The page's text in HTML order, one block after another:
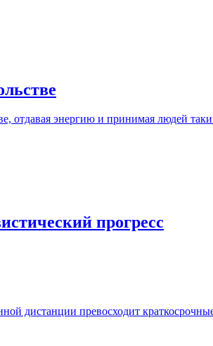
отдавая энергию и принимая людей
прогресс
дистанции превосходит